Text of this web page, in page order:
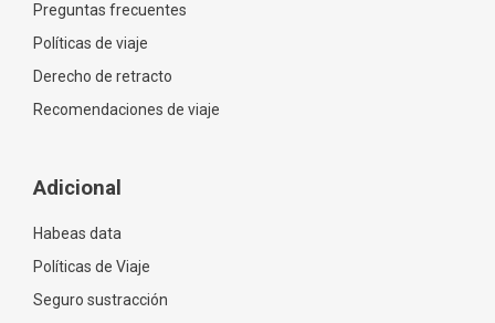
Preguntas frecuentes
Políticas de viaje
Derecho de retracto
Recomendaciones de viaje
Adicional
Habeas data
Políticas de Viaje
Seguro sustracción